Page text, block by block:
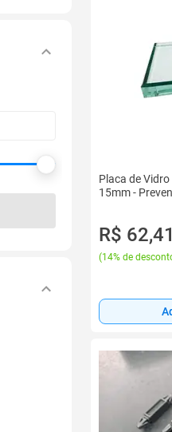
Placa de
15mm - Preven
R$ 62,41
(14% de